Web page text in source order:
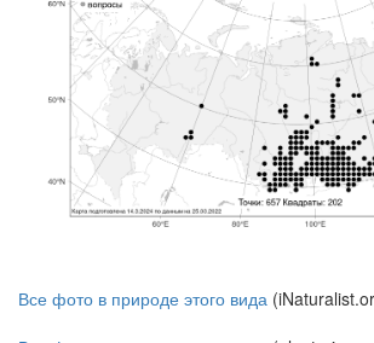
Все фото в природе этого вида